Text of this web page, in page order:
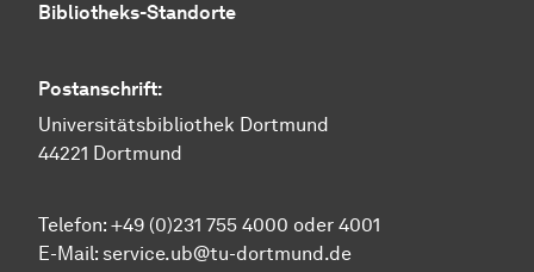
Bibliotheks-Standorte
Postanschrift:
Universitätsbibliothek Dortmund
44221 Dortmund
Telefon: +49 (0)231 755 4000 oder 4001
E-Mail: service.ub@tu-dortmund.de